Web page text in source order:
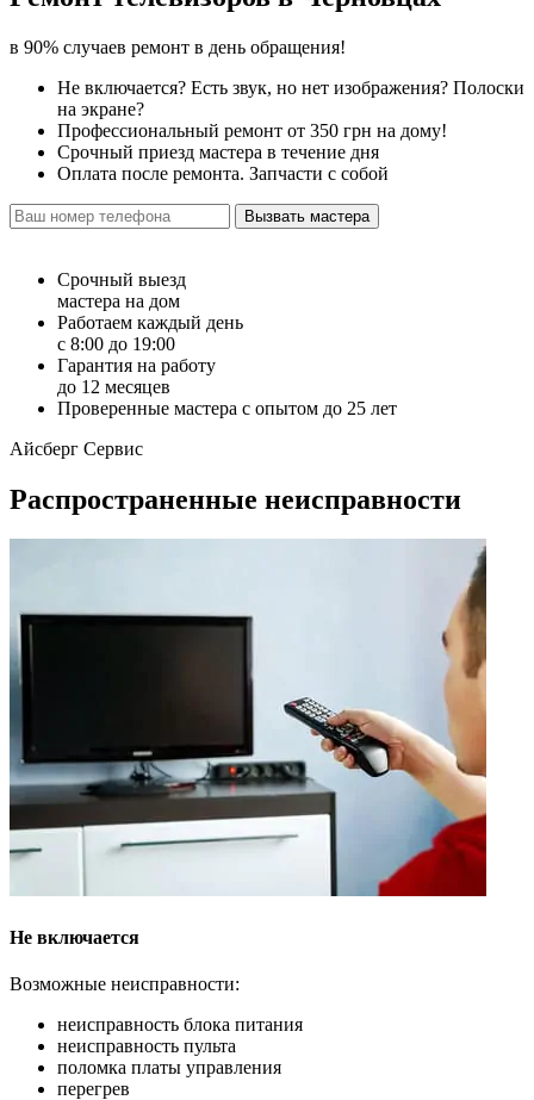
в 90% случаев ремонт в день обращения!
Не включается? Есть звук, но нет изображения? Полоски
на экране?
Профессиональный ремонт от 350 грн на дому!
Срочный приезд мастера в течение дня
Оплата после ремонта. Запчасти с собой
Вызвать мастера
Срочный выезд
мастера на дом
Работаем каждый день
с 8:00 до 19:00
Гарантия на работу
до 12 месяцев
Проверенные мастера с опытом до 25 лет
Айсберг Сервис
Распространенные неисправности
Не включается
Возможные неисправности:
неисправность блока питания
неисправность пульта
поломка платы управления
перегрев